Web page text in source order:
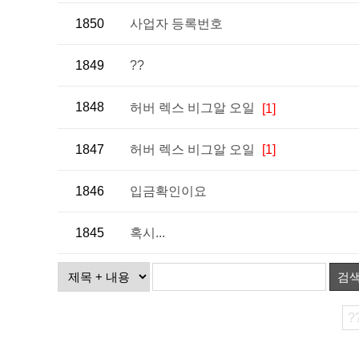
1850 사업자 등록번호
1849 ??
1848 허버 렉스 비그알 오일 [1]
1847 허버 렉스 비그알 오일 [1]
1846 입금확인이요
1845 혹시...
검색